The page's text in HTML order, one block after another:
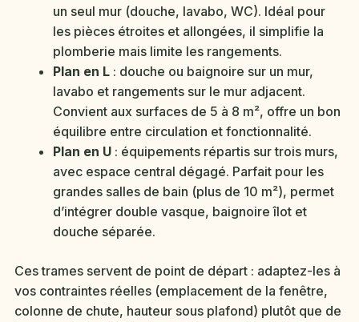
un seul mur (douche, lavabo, WC). Idéal pour
les pièces étroites et allongées, il simplifie la
plomberie mais limite les rangements.
Plan en L : douche ou baignoire sur un mur,
lavabo et rangements sur le mur adjacent.
Convient aux surfaces de 5 à 8 m², offre un bon
équilibre entre circulation et fonctionnalité.
Plan en U : équipements répartis sur trois murs,
avec espace central dégagé. Parfait pour les
grandes salles de bain (plus de 10 m²), permet
d’intégrer double vasque, baignoire îlot et
douche séparée.
Ces trames servent de point de départ : adaptez-les à
vos contraintes réelles (emplacement de la fenêtre,
colonne de chute, hauteur sous plafond) plutôt que de